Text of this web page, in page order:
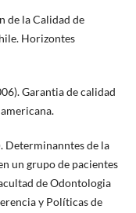
de la Calidad de
Horizontes
Garantia de calidad
Determinanntes de la
un grupo de pacientes
de Odontologia
y Políticas de